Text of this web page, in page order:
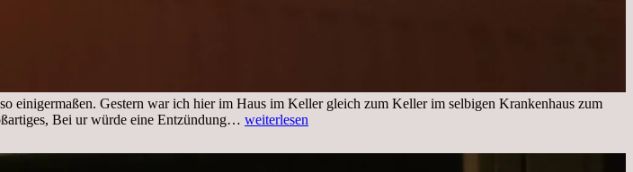
einigermaßen. Gestern war ich hier im Haus im Keller gleich zum Keller im selbigen Krankenhaus zum
Bei ur würde eine Entzündung… Freitag,
Kleines
weiterlesen